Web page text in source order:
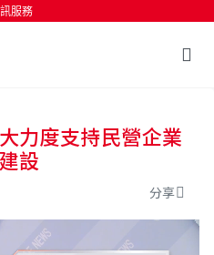
服務
開始搜尋
力度支持民營企業
設
分享